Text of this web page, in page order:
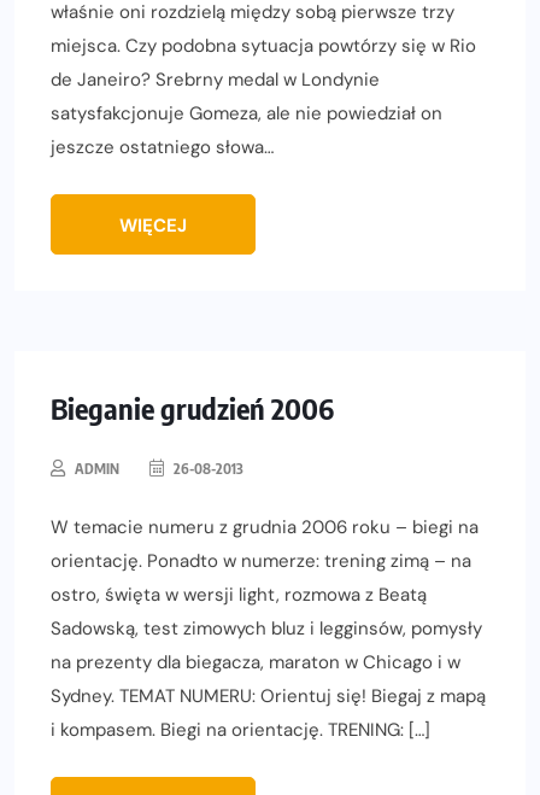
właśnie oni rozdzielą między sobą pierwsze trzy
miejsca. Czy podobna sytuacja powtórzy się w Rio
de Janeiro? Srebrny medal w Londynie
satysfakcjonuje Gomeza, ale nie powiedział on
jeszcze ostatniego słowa…
WIĘCEJ
Bieganie grudzień 2006
ADMIN 26-08-2013
W temacie numeru z grudnia 2006 roku – biegi na
orientację. Ponadto w numerze: trening zimą – na
ostro, święta w wersji light, rozmowa z Beatą
Sadowską, test zimowych bluz i legginsów, pomysły
na prezenty dla biegacza, maraton w Chicago i w
Sydney. TEMAT NUMERU: Orientuj się! Biegaj z mapą
i kompasem. Biegi na orientację. TRENING: […]